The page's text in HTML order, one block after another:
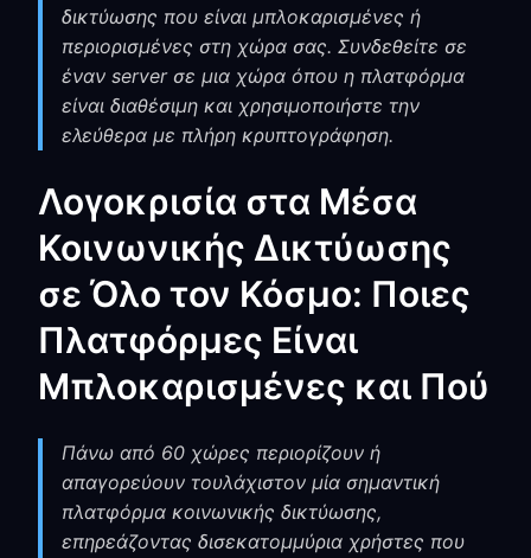
δικτύωσης που είναι μπλοκαρισμένες ή
περιορισμένες στη χώρα σας. Συνδεθείτε σε
έναν server σε μια χώρα όπου η πλατφόρμα
είναι διαθέσιμη και χρησιμοποιήστε την
ελεύθερα με πλήρη κρυπτογράφηση.
Λογοκρισία στα Μέσα
Κοινωνικής Δικτύωσης
σε Όλο τον Κόσμο: Ποιες
Πλατφόρμες Είναι
Μπλοκαρισμένες και Πού
Πάνω από 60 χώρες περιορίζουν ή
απαγορεύουν τουλάχιστον μία σημαντική
πλατφόρμα κοινωνικής δικτύωσης,
επηρεάζοντας δισεκατομμύρια χρήστες που